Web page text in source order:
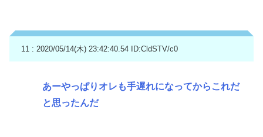
11 : 2020/05/14(木) 23:42:40.54 ID:CldSTV/c0
あーやっぱりオレも手遅れになってからこれだ
と思ったんだ